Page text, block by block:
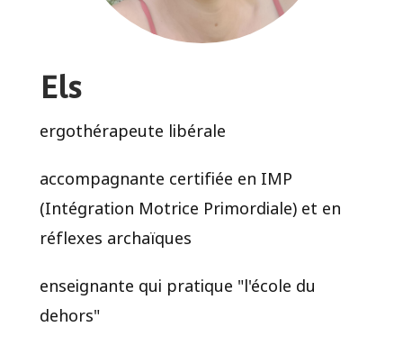
Els
ergothérapeute libérale
accompagnante certifiée en IMP
(Intégration Motrice Primordiale) et en
réflexes archaïques
enseignante qui pratique "l'école du
dehors"